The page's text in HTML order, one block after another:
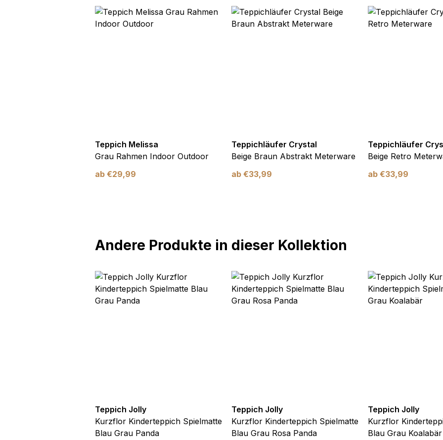
Teppich Melissa
Grau Rahmen Indoor Outdoor
ab €29,99
Teppichläufer Crystal
Beige Braun Abstrakt Meterware
ab €33,99
Teppichläufer
Beige Retro
ab €33,99
Andere Produkte in dieser Kollektion
Teppich Jolly
Kurzflor Kinderteppich Spielmatte
Blau Grau Panda
Teppich Jolly
Kurzflor Kinderteppich Spielmatte
Blau Grau Rosa Panda
Teppich Jolly
Kurzflor
Blau Grau Koalabär